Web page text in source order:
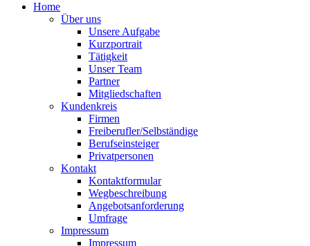
Home
Über uns
Unsere Aufgabe
Kurzportrait
Tätigkeit
Unser Team
Partner
Mitgliedschaften
Kundenkreis
Firmen
Freiberufler/Selbständige
Berufseinsteiger
Privatpersonen
Kontakt
Kontaktformular
Wegbeschreibung
Angebotsanforderung
Umfrage
Impressum
Impressum